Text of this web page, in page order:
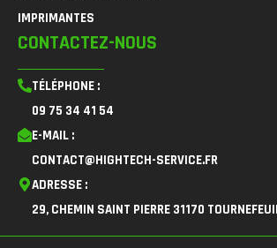
IMPRIMANTES
CONTACTEZ-NOUS
TÉLÉPHONE :
09 75 34 41 54
E-MAIL :
CONTACT@HIGHTECH-SERVICE.FR
ADRESSE :
29, CHEMIN SAINT PIERRE 31170